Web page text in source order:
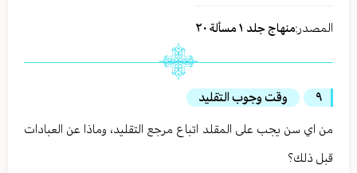
المصدر:منهاج جلد ١ مسألة ٢٠
٩
وقت وجوب التقليد
من اي سن يجب على المقلد اتباع مرجع التقليد، وماذا عن العبادات
قبل ذلك؟